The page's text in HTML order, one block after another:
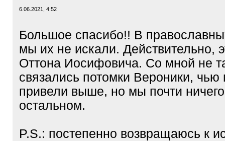
6.06.2021, 4:52
Большое спасибо!! В
мы их не искали. Действительно,
Оттона Иосифовича. Со мной не
связались потомки Вероники,
привели выше, но мы почти
остальном.
P.S.: постепенно возвращаюсь к